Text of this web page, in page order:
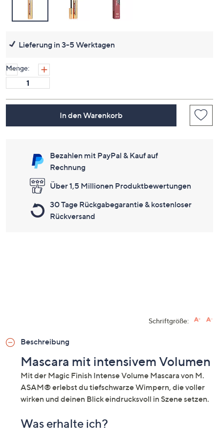
Lieferung in 3-5 Werktagen
Menge:
In den Warenkorb
Bezahlen mit PayPal & Kauf auf
Rechnung
Über 1,5 Millionen Produktbewertungen
30 Tage Rückgabegarantie & kostenloser
Rückversand
Schriftgröße:
Beschreibung
Mascara mit intensivem Volumen
Mit der Magic Finish Intense Volume Mascara von M.
ASAM® erlebst du tiefschwarze Wimpern, die voller
wirken und deinen Blick eindrucksvoll in Szene setzen.
Was erhalte ich?